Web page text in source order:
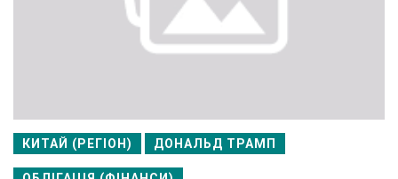
КИТАЙ (РЕГІОН) ДОНАЛЬД ТРАМП